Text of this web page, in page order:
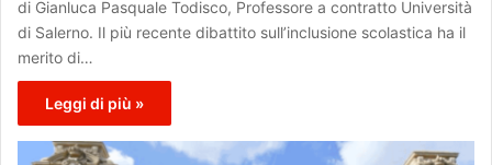
di Gianluca Pasquale Todisco, Professore a contratto Università
di Salerno. Il più recente dibattito sull’inclusione scolastica ha il
merito di…
Leggi di più »